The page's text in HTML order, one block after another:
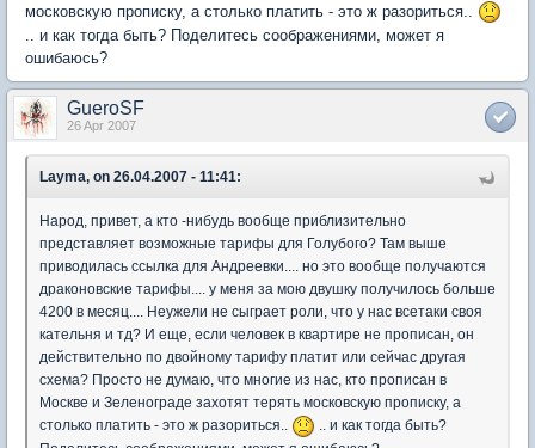
московскую прописку, а столько платить - это ж разориться..
.. и как тогда быть? Поделитесь соображениями, может я
ошибаюсь?
GueroSF
26 Apr 2007
Layma, on 26.04.2007 - 11:41:
Народ, привет, а кто -нибудь вообще приблизительно
представляет возможные тарифы для Голубого? Там выше
приводилась ссылка для Андреевки.... но это вообще получаются
драконовские тарифы.... у меня за мою двушку получилось больше
4200 в месяц.... Неужели не сыграет роли, что у нас всетаки своя
кательня и тд? И еще, если человек в квартире не прописан, он
действительно по двойному тарифу платит или сейчас другая
схема? Просто не думаю, что многие из нас, кто прописан в
Москве и Зеленограде захотят терять московскую прописку, а
столько платить - это ж разориться..
.. и как тогда быть?